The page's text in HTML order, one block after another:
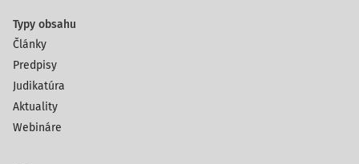
Typy obsahu
Články
Predpisy
Judikatúra
Aktuality
Webináre